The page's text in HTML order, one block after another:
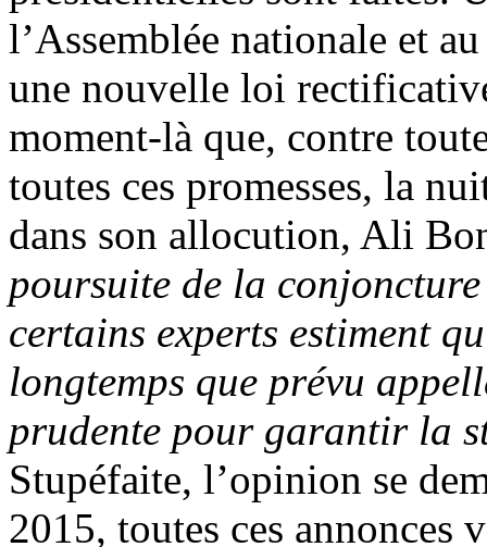
l’Assemblée nationale et
une nouvelle loi
moment-là que, contre
toutes ces promesses, la
dans son allocution, Ali
poursuite de la
certains experts estiment
longtemps que prévu
prudente pour garantir la
Stupéfaite, l’opinion se
2015, toutes ces annonces